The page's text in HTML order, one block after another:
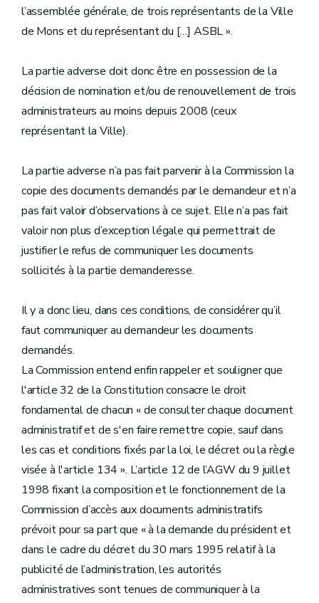
l’assemblée générale, de trois représentants de la Ville
de Mons et du représentant du […] ASBL ».
La partie adverse doit donc être en possession de la
décision de nomination et/ou de renouvellement de trois
administrateurs au moins depuis 2008 (ceux
représentant la Ville).
La partie adverse n’a pas fait parvenir à la Commission la
copie des documents demandés par le demandeur et n’a
pas fait valoir d’observations à ce sujet. Elle n’a pas fait
valoir non plus d’exception légale qui permettrait de
justifier le refus de communiquer les documents
sollicités à la partie demanderesse.
Il y a donc lieu, dans ces conditions, de considérer qu’il
faut communiquer au demandeur les documents
demandés.
La Commission entend enfin rappeler et souligner que
l'article 32 de la Constitution consacre le droit
fondamental de chacun « de consulter chaque document
administratif et de s'en faire remettre copie, sauf dans
les cas et conditions fixés par la loi, le décret ou la règle
visée à l'article 134 ». L’article 12 de l’AGW du 9 juillet
1998 fixant la composition et le fonctionnement de la
Commission d’accès aux documents administratifs
prévoit pour sa part que « à la demande du président et
dans le cadre du décret du 30 mars 1995 relatif à la
publicité de l’administration, les autorités
administratives sont tenues de communiquer à la